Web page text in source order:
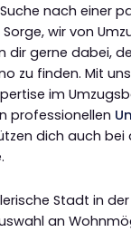
nach einer
wir von
dir gerne dabei,
zu finden. Mit
im
professionellen
dich auch bei
Stadt in der
an